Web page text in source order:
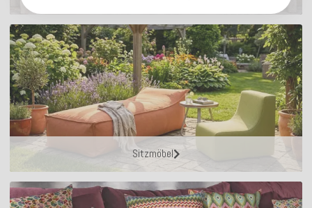
Sitzmöbel